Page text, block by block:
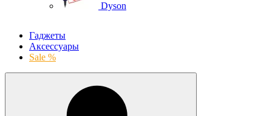
Dyson
Гаджеты
Аксессуары
Sale %